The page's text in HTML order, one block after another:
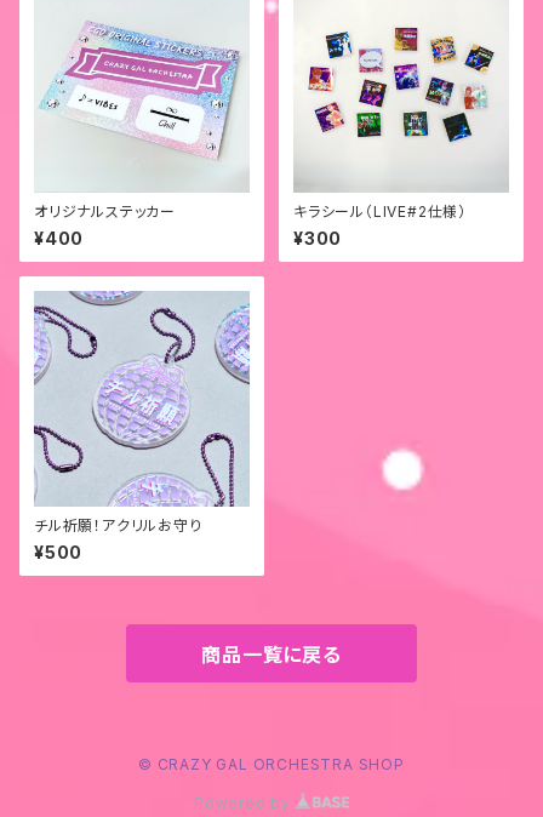
オリジナルステッカー
¥400
キラシール（LIVE#2仕様）
¥300
チル祈願！アクリルお守り
¥500
商品一覧に戻る
© CRAZY GAL ORCHESTRA SHOP
Powered by